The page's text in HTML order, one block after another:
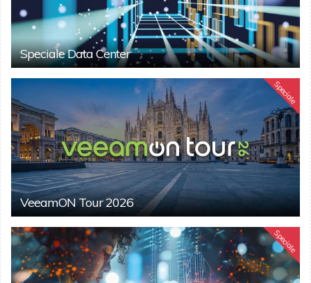
Speciale Data Center
Speciale
VeeamON Tour 2026
Speciale